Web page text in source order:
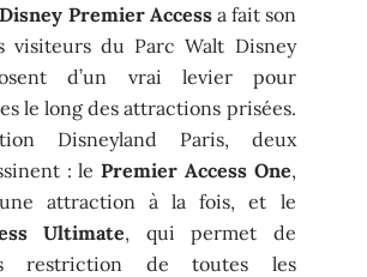
Disney Premier Accessa fait son
visiteurs du Parc Walt Disney
d’un vrai levier pour
le long des attractions prisées.
Disneyland Paris, deux
: lePremier Access One,
attraction à la fois, et le
Ultimate, qui permet de
restriction de toutes les